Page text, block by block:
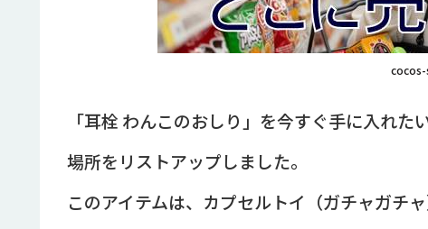
「耳栓 わんこのおしり」を今すぐ手に入れ
場所をリストアップしました。
このアイテムは、カプセルトイ（ガチャガチ